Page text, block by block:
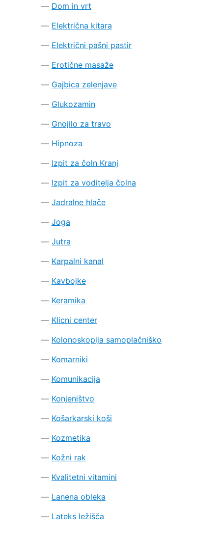
Dom in vrt
Električna kitara
Električni pašni pastir
Erotične masaže
Gajbica zelenjave
Glukozamin
Gnojilo za travo
Hipnoza
Izpit za čoln Kranj
Izpit za voditelja čolna
Jadralne hlače
Joga
Jutra
Karpalni kanal
Kavbojke
Keramika
Klicni center
Kolonoskopija samoplačniško
Komarniki
Komunikacija
Konjeništvo
Košarkarski koši
Kozmetika
Kožni rak
Kvalitetni vitamini
Lanena obleka
Lateks ležišča